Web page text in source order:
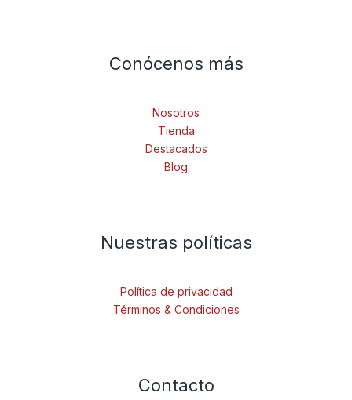
Conócenos más
Nosotros
Tienda
Destacados
Blog
Nuestras políticas
Política de privacidad
Términos & Condiciones
Contacto